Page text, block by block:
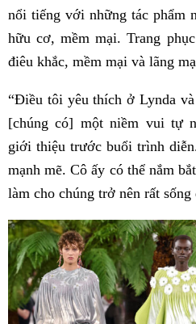
nổi tiếng với những tác phẩm
hữu cơ, mềm mại. Trang
điêu khắc, mềm mại và lãng
“Điều tôi yêu thích ở Lynda
[chúng có] một niềm vui tự
giới thiệu trước buổi trình
mạnh mẽ. Cô ấy có thể nắm
làm cho chúng trở nên rất sống